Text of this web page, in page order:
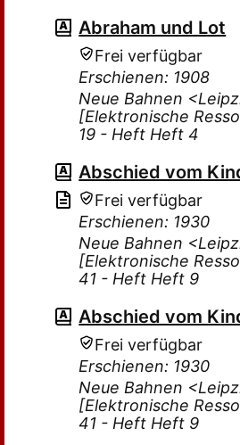
Abraham und Lot
Frei verfügbar
Erschienen: 1908
Neue Bahnen
[Elektronische
19 - Heft Heft 4
Abschied vom
Frei verfügbar
Erschienen: 1930
Neue Bahnen
[Elektronische
41 - Heft Heft 9
Abschied vom
Frei verfügbar
Erschienen: 1930
Neue Bahnen
[Elektronische
41 - Heft Heft 9